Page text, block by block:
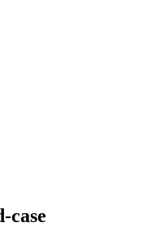
case